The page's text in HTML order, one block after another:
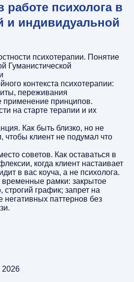
работе психолога в
и индивидуальной
психотерапии. Понятие
Гуманистической
контекста психотерапии:
переживания
применение принципов.
на старте терапии и их
Как быть близко, но не
чтобы клиент не подумал что
советов. Как оставаться в
когда клиент настаивает
в вас коуча, а не психолога.
временные рамки: закрытое
строгий график; запрет на
негативных паттернов без